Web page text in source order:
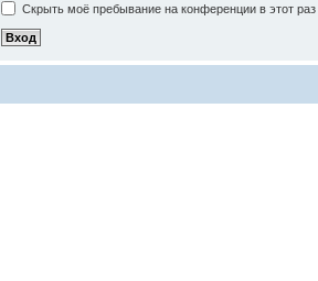
Скрыть моё пребывание на конференции в этот раз